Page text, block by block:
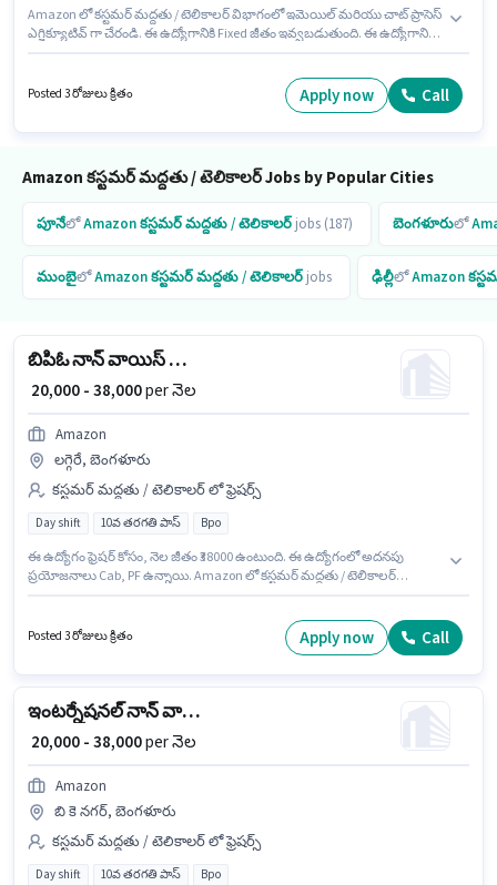
Amazon లో కస్టమర్ మద్దతు / టెలికాలర్ విభాగంలో ఇమెయిల్ మరియు చాట్ ప్రాసెస్
ఎగ్జిక్యూటివ్ గా చేరండి. ఈ ఉద్యోగానికి Fixed జీతం ఇవ్వబడుతుంది. ఈ ఉద్యోగానికి
బెంగళూరు లో ఉంది. ఈ ఉద్యోగం ఫ్రెషర్ కోసం అనుకూలంగా ఉంటుంది. మీరు నెలకు
Posted 3 రోజులు క్రితం Apply now Call
Amazon కస్టమర్ మద్దతు / టెలికాలర్ Jobs by Popular Cities
పూనేలోAmazonకస్టమర్ మద్దతు / టెలికాలర్ jobs (187) బెంగళూరులో
ముంబైలోAmazonకస్టమర్ మద్దతు / టెలికాలర్ jobs ఢిల్లీలోAmazon
బిపిఓ నాన్ వాయిస్ ప్రాసెస్ ఎగ్జిక్యూటివ్
₹ 20,000 - 38,000per నెల
Amazon
లగ్గెరే, బెంగళూరు
కస్టమర్ మద్దతు / టెలికాలర్ లో ఫ్రెషర్స్
Day shift 10వ తరగతి పాస్ Bpo
ఈ ఉద్యోగం ఫ్రెషర్ కోసం, నెల జీతం ₹38000 ఉంటుంది. ఈ ఉద్యోగంలో అదనపు
ప్రయోజనాలు Cab, PF ఉన్నాయి. Amazon లో కస్టమర్ మద్దతు / టెలికాలర్
మరియు వారానికి 5 days working ఉంటాయి. దరఖాస్తుదారులు కనీసం 10వ తరగతి
Posted 3 రోజులు క్రితం Apply now Call
ఇంటర్నేషనల్ నాన్ వాయిస్ ప్రాసెస్
₹ 20,000 - 38,000per నెల
Amazon
బి కె నగర్, బెంగళూరు
కస్టమర్ మద్దతు / టెలికాలర్ లో ఫ్రెషర్స్
Day shift 10వ తరగతి పాస్ Bpo